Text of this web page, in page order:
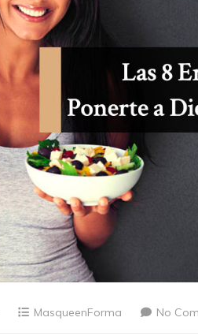
MasqueenForma No